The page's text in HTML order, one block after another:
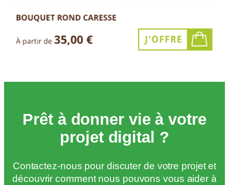
Prêt à donner vie à votre
projet digital ?
Contactez-nous pour discuter de votre projet et
découvrir comment nous pouvons vous aider à